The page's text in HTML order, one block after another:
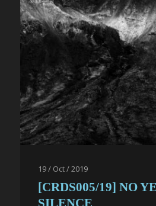
19 / Oct / 2019
[CRDS005/19] NO